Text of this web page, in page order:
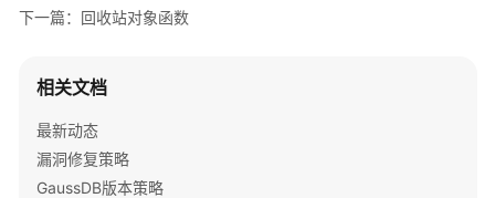
式
发
指
南
下一篇：回收站对象函数
相关文档
最新动态
漏洞修复策略
GaussDB版本策略